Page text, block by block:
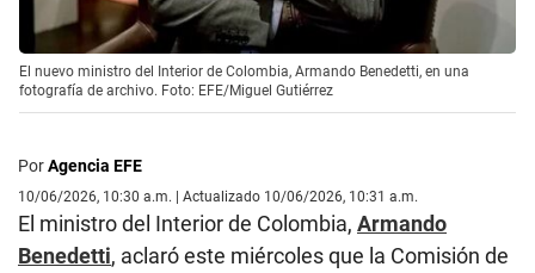
El nuevo ministro del Interior de Colombia, Armando Benedetti, en una
fotografía de archivo. Foto: EFE/Miguel Gutiérrez
PorAgencia EFE
10/06/2026, 10:30 a.m. | Actualizado 10/06/2026, 10:31 a.m.
El ministro del Interior de Colombia, Armando
Benedetti, aclaró este miércoles que la Comisión de